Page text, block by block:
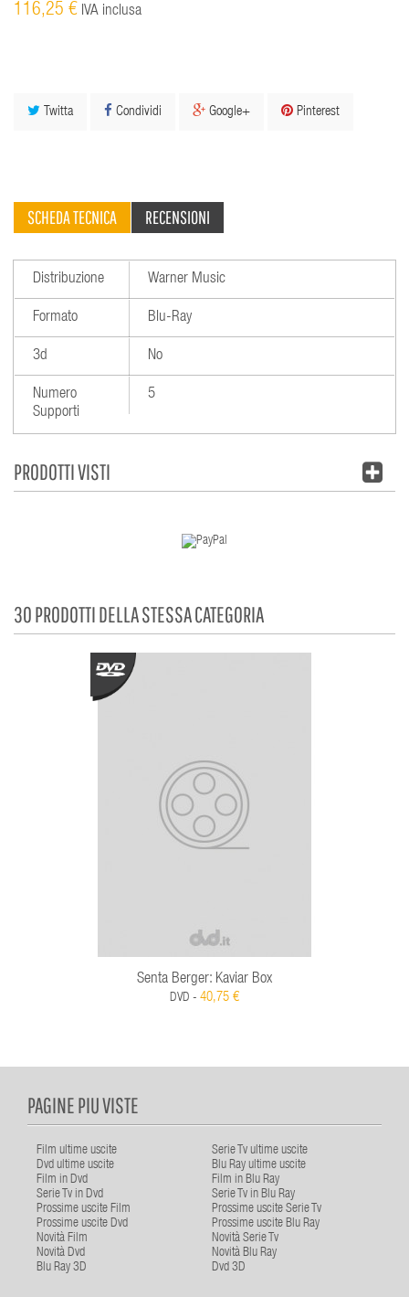
116,25 € IVA inclusa
Twitta Condividi Google+ Pinterest
SCHEDA TECNICA RECENSIONI
Distribuzione Warner Music
Formato Blu-Ray
3d No
Numero
Supporti
5
PRODOTTI VISTI
30 PRODOTTI DELLA STESSA CATEGORIA
Senta Berger: Kaviar Box
DVD - 40,75 €
PAGINE PIU VISTE
Film ultime uscite
Serie Tv ultime uscite
Dvd ultime uscite
Blu Ray ultime uscite
Film in Dvd
Film in Blu Ray
Serie Tv in Dvd
Serie Tv in Blu Ray
Prossime uscite Film
Prossime uscite Serie Tv
Prossime uscite Dvd
Prossime uscite Blu Ray
Novità Film
Novità Serie Tv
Novità Dvd
Novità Blu Ray
Blu Ray 3D
Dvd 3D